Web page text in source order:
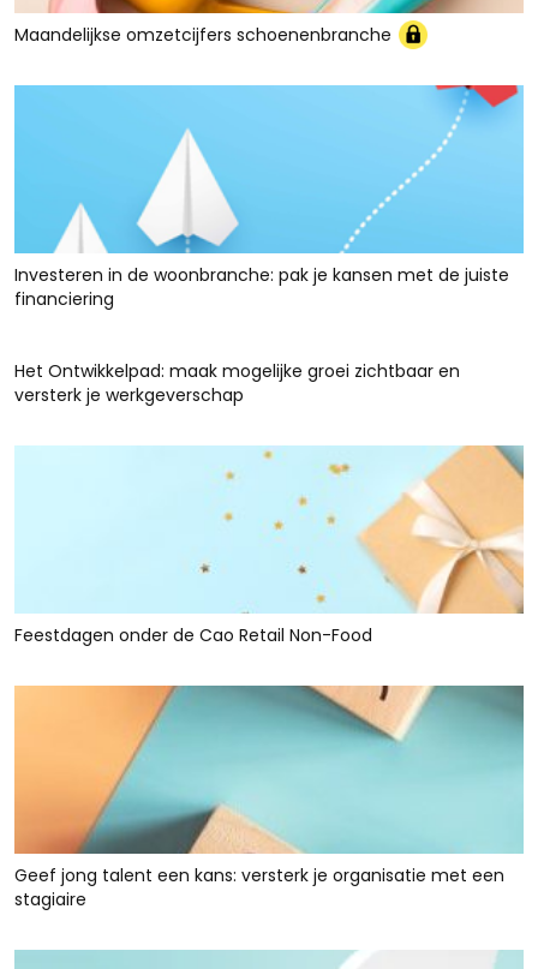
Maandelijkse omzetcijfers schoenenbranche
Investeren in de woonbranche: pak je kansen met de juiste
financiering
Het Ontwikkelpad: maak mogelijke groei zichtbaar en
versterk je werkgeverschap
Feestdagen onder de Cao Retail Non-Food
Geef jong talent een kans: versterk je organisatie met een
stagiaire